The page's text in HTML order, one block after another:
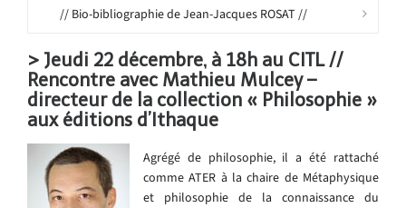
// Bio-bibliographie de Jean-Jacques ROSAT //
> Jeudi 22 décembre, à 18h au CITL //
Rencontre avec Mathieu Mulcey–
directeur de la collection « Philosophie »
aux éditions d’Ithaque
Agrégé de philosophie, il a été rattaché
comme ATER à la chaire de Métaphysique
et philosophie de la connaissance du